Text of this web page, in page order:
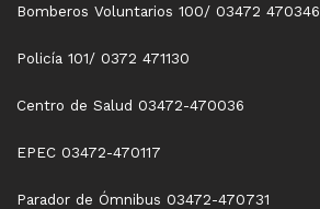
Bomberos Voluntarios 100/ 03472 470346
Policía 101/ 0372 471130
Centro de Salud 03472-470036
EPEC 03472-470117
Parador de Ómnibus 03472-470731